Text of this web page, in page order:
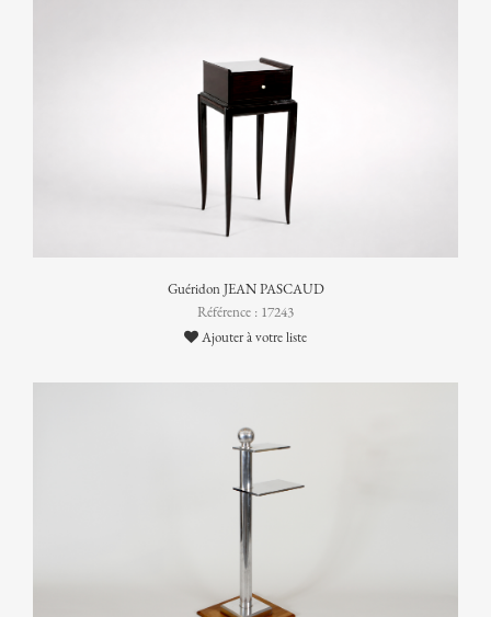
Guéridon JEAN PASCAUD
Référence : 17243
Ajouter à votre liste